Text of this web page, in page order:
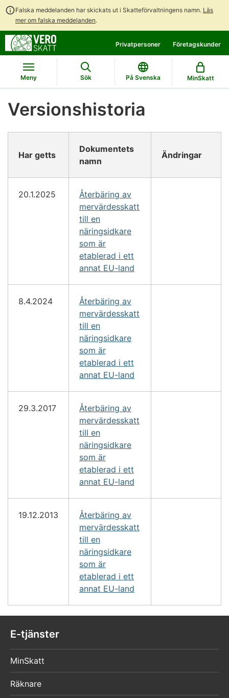
Falska meddelanden har skickats ut i Skatteförvaltningens namn. Läs
mer om falska meddelanden.
direkt
till
innehållet
till
hela
webbplatsens
sökning
Privatpersoner Företagskunder
Meny Sök På Svenska MinSkatt
Versionshistoria
Har getts
Dokumentets
namn
Ändringar
20.1.2025
Återbäring av
mervärdesskatt
till en
näringsidkare
som är
etablerad i ett
annat EU-land
8.4.2024
Återbäring av
mervärdesskatt
till en
näringsidkare
som är
etablerad i ett
annat EU-land
29.3.2017
Återbäring av
mervärdesskatt
till en
näringsidkare
som är
etablerad i ett
annat EU-land
19.12.2013
Återbäring av
mervärdesskatt
till en
näringsidkare
som är
etablerad i ett
annat EU-land
E-tjänster
MinSkatt
Räknare